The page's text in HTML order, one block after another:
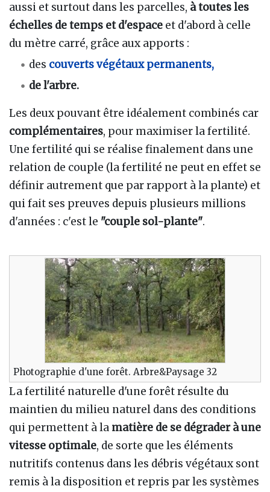
aussi et surtout dans les parcelles, à toutes les
échelles de temps et d'espace et d'abord à celle
du mètre carré, grâce aux apports :
des couverts végétaux permanents,
de l'arbre.
Les deux pouvant être idéalement combinés car
complémentaires, pour maximiser la fertilité.
Une fertilité qui se réalise finalement dans une
relation de couple (la fertilité ne peut en effet se
définir autrement que par rapport à la plante) et
qui fait ses preuves depuis plusieurs millions
d'années : c'est le "couple sol-plante".
Photographie d'une forêt. Arbre&Paysage 32
La fertilité naturelle d'une forêt résulte du
maintien du milieu naturel dans des conditions
qui permettent à la matière de se dégrader à une
vitesse optimale, de sorte que les éléments
nutritifs contenus dans les débris végétaux sont
remis à la disposition et repris par les systèmes